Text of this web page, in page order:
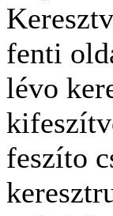
fenti
lévo
feszíto